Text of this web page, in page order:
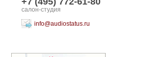
салон-студия
info@audiostatus.ru